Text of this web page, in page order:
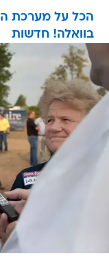
הכל על מערכת
בוואלה! חדשות